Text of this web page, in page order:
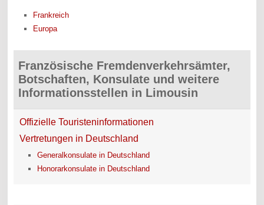
Frankreich
Europa
Französische Fremdenverkehrsämter,
Botschaften, Konsulate und weitere
Informationsstellen in Limousin
Offizielle Touristeninformationen
Vertretungen in Deutschland
Generalkonsulate in Deutschland
Honorarkonsulate in Deutschland